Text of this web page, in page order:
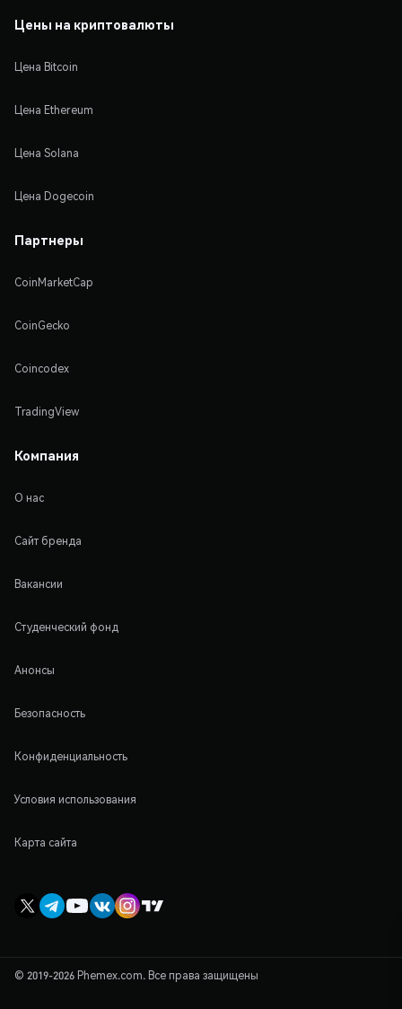
Цены на криптовалюты
Цена Bitcoin
Цена Ethereum
Цена Solana
Цена Dogecoin
Партнеры
CoinMarketCap
CoinGecko
Coincodex
TradingView
Компания
О нас
Сайт бренда
Вакансии
Студенческий фонд
Анонсы
Безопасность
Конфиденциальность
Условия использования
Карта сайта
© 2019-2026 Phemex.com. Все права защищены